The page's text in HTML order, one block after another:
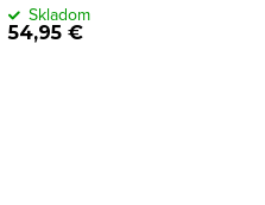
54,95 €
Skladom